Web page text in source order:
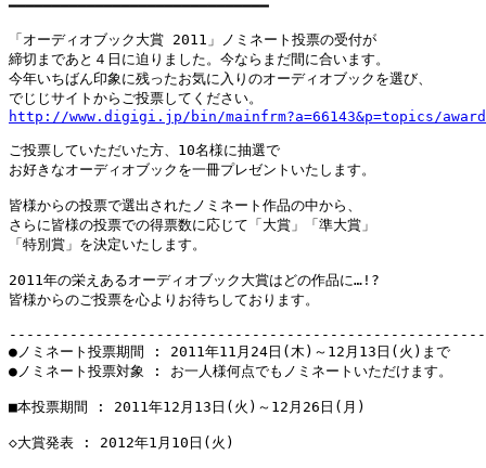
━━━━━━━━━━━━━━━━━━━━━━━━━━━━━━
「オーディオブック大賞 2011」ノミネート投票の受付が
締切まであと４日に迫りました。今ならまだ間に合います。
今年いちばん印象に残ったお気に入りのオーディオブックを選び、
http://www.digigi.jp/bin/mainfrm?a=66143&p=topics/
ご投票していただいた方、10名様に抽選で
お好きなオーディオブックを一冊プレゼントいたします。
皆様からの投票で選出されたノミネート作品の中から、
さらに皆様の投票での得票数に応じて「大賞」「準大賞」
「特別賞」を決定いたします。
2011年の栄えあるオーディオブック大賞はどの作品に…!?
皆様からのご投票を心よりお待ちしております。
●ノミネート投票期間 : 2011年11月24日(木)～12月13日(火)まで
●ノミネート投票対象 : お一人様何点でもノミネートいただけます。
■本投票期間 : 2011年12月13日(火)～12月26日(月)
◇大賞発表 : 2012年1月10日(火)